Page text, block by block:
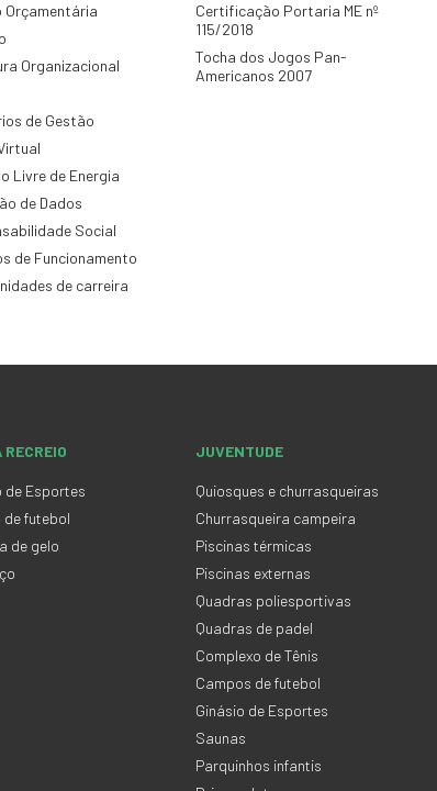
Orçamentária
Organizacional
de Gestão
Livre de Energia
de Dados
Social
de Funcionamento
de carreira
Certificação Portaria ME nº
115/2018
Tocha dos Jogos Pan-
Americanos 2007
RECREIO
de Esportes
de futebol
de gelo
JUVENTUDE
Quiosques e churrasqueiras
Churrasqueira campeira
Piscinas térmicas
Piscinas externas
Quadras poliesportivas
Quadras de padel
Complexo de Tênis
Campos de futebol
Ginásio de Esportes
Saunas
Parquinhos infantis